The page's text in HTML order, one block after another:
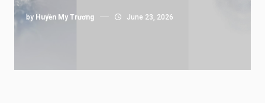
by Huyền My Trương June 23, 2026